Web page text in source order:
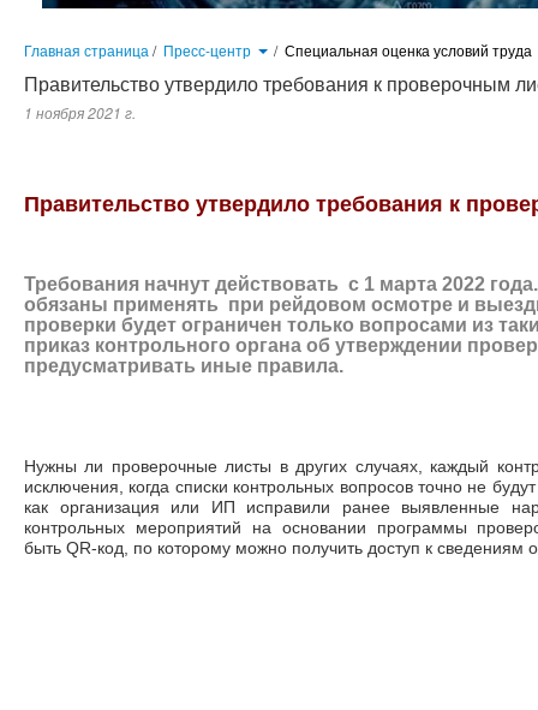
Главная страница / Пресс-центр / Специальная оценка условий труда
Правительство утвердило требования к проверочным
1 ноября 2021 г.
Правительство утвердило требования к
Требования начнут действовать с 1 марта 2022
обязаны применять при рейдовом осмотре и
проверки будет ограничен только вопросами из
приказ контрольного органа об утверждении
предусматривать иные правила.
Нужны ли проверочные листы в других случаях, каждый
исключения, когда списки контрольных вопросов точно не
как организация или ИП исправили ранее выявленные
контрольных мероприятий на основании программы
быть QR-код, по которому можно получить доступ к сведениям